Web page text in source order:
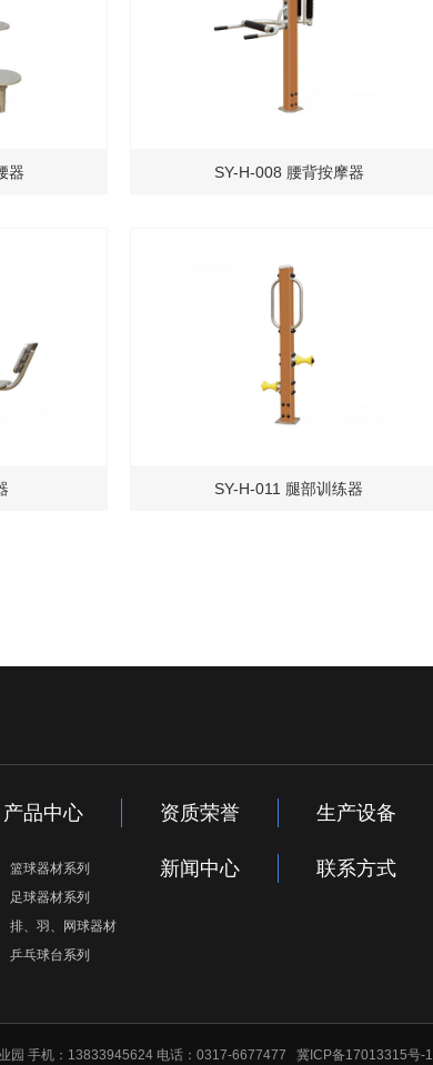
器 SY-H-008 腰背按摩器
SY-H-011 腿部训练器
产品中心
篮球器材系列
足球器材系列
排、羽、网球器材
乒乓球台系列
资质荣誉 生产设备
新闻中心 联系方式
园 手机：13833945624 电话：0317-6677477 冀ICP备17013315号-1